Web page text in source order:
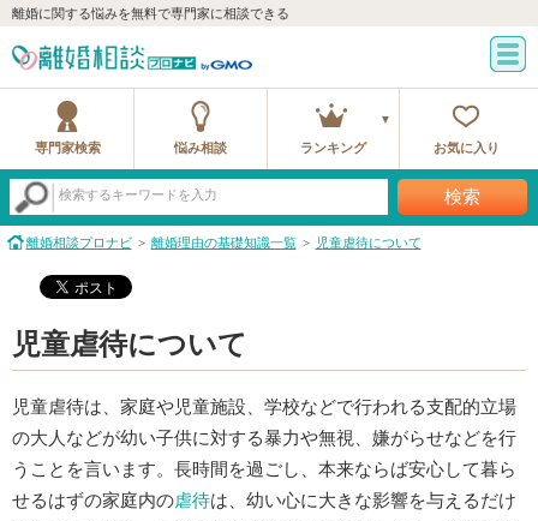
離婚に関する悩みを無料で専門家に相談できる
専門家検索 悩み相談 ランキング お気に入り
検索するキーワードを入力 検索
離婚相談プロナビ 離婚理由の基礎知識一覧 児童虐待について
児童虐待について
児童虐待は、家庭や児童施設、学校などで行われる支配的立場
の大人などが幼い子供に対する暴力や無視、嫌がらせなどを行
うことを言います。長時間を過ごし、本来ならば安心して暮ら
せるはずの家庭内の虐待は、幼い心に大きな影響を与えるだけ